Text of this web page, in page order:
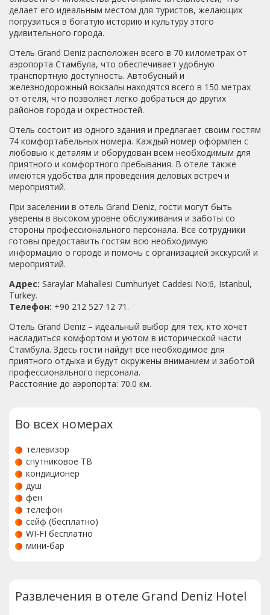
какие грязные) , шумоизоляция норм. Кровати новые,
подушки, матрасы, белье вполне приличные. Но размер
пододеяльника значительно меньше размера одеяла, в
итоге одеваешься большим "комочком". Есть маленький
плоский ТВ, только с турецкими каналами. Есть
полуразвалившийся холодильник и новый шкаф для
одежды. Без вешалок. Пошли на рынок, купили вешалки,
повесили куртки, ан нет!!! Шкаф такой маленькой
глубины, что не закрываются дверцы, если там висит
одежда!!! В ванной комнате новый унитаз, умывальник,
там . Месяца полтора никто не мыл... Дали 3 кусочка
мыла и маленький один флакончик шампуня. Полотенца-
это тряпки. Серые, застиранные... Фууу... Кабина душевой
настолько маленькая и такой несуразной формы
(видимо не стали заморачиваться и зашивать
вентиляционную шахту, получили пятиугольное
малюсенькое пространство) , что принятие душа не
стало приятным завершением дня. На стенах душевой
следы высмаркивающихся предыдущих гостей. Жесть...
Если Вы подумаете, что к маленькой душевой кабине
Вам не привыкать-не обольщайтесь. В такой Вы ещё
душ не принимали. Кафель, двери вроде тоже новые, но
так это все сделано... Откуда у мастеров руки выросли.
Вроде и можно на косяки глаза закрыть, но запах
кошачей мочи , грязный номер при заселении (после
предыдущих гостей меняется лишь постельное белье и
приятное времяпрепровождение. Завтраки :маслины,
оливки, мягкий сыр, сосиски, яйца варёные, помидоры,
огурцы, багет в нарезке, чай, маргарин, джем в
упаковочке. Вполне себе. На ресепшене приветливый
молодой человек, язык общения-английский. В день
выезда благодарные несменные постояльцы "отеля"
нежели люди. Наш позитивный настрой сгладил
бытовые неудобства, которых нет в нашей
комфорта мы принимаем с улыбкой и позитивом. Но
многим такой отдых будет максимально не
комфортным. Стамбул прекрасный город, и за 5 дней
невозможно им насладиться, но отель теперь выберу
другой
делает его идеальным местом для туристов, желающих
погрузиться в богатую историю и культуру этого
удивительного города.
Отель Grand Deniz расположен всего в 70 километрах от
аэропорта Стамбула, что обеспечивает удобную
транспортную доступность. Автобусный и
железнодорожный вокзалы находятся всего в 150 метрах
от отеля, что позволяет легко добраться до других
районов города и окрестностей.
Отель состоит из одного здания и предлагает своим гостям
74 комфортабельных номера. Каждый номер оформлен с
любовью к деталям и оборудован всем необходимым для
приятного и комфортного пребывания. В отеле также
имеются удобства для проведения деловых встреч и
мероприятий.
При заселении в отель Grand Deniz, гости могут быть
уверены в высоком уровне обслуживания и заботы со
стороны профессионального персонала. Все сотрудники
готовы предоставить гостям всю необходимую
информацию о городе и помочь с организацией экскурсий и
мероприятий.
Адрес: Saraylar Mahallesi Cumhuriyet Caddesi No:6, Istanbul,
Turkey.
Телефон: +90 212 527 12 71.
Отель Grand Deniz – идеальный выбор для тех, кто хочет
насладиться комфортом и уютом в исторической части
Стамбула. Здесь гости найдут все необходимое для
приятного отдыха и будут окружены вниманием и заботой
профессионального персонала.
Расстояние до аэропорта: 70.0 км.
Во всех номерах
телевизор
спутниковое ТВ
кондиционер
душ
фен
телефон
сейф (бесплатно)
WI-FI бесплатно
мини-бар
Развлечения в отеле Grand Deniz Hotel